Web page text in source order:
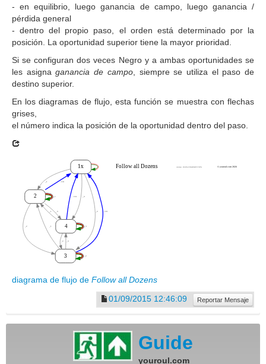
- en equilibrio, luego ganancia de campo, luego ganancia /
pérdida general
- dentro del propio paso, el orden está determinado por la
posición. La oportunidad superior tiene la mayor prioridad.
Si se configuran dos veces Negro y a ambas oportunidades se
les asignaganancia de campo, siempre se utiliza el paso de
destino superior.
En los diagramas de flujo, esta función se muestra con flechas
grises,
el número indica la posición de la oportunidad dentro del paso.
diagrama de flujo de Follow all Dozens
01/09/2015 12:46:09
Reportar Mensaje
Guide
youroul.com